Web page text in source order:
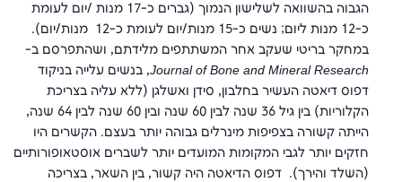
הגבוה בהשוואה לשלישון הנמוך (גברים כ-17 מנות /יום לעומת
כ-12 מנות ליום; נשים כ-15 מנות/יום לעומת כ-12 מנות/יום).
במחקר בריטי שעקב אחר המשתתפים מלידתם, ושהתפרסם ב-
Journal of Bone and Mineral Research, בנשים עלייה בניקוד
דפוס דיאטה העשיר בחלבון, סידן ואשלגן (ללא עליה בצריכת
הקלוריות) בין גיל 36 שנה לבין 60 שנה ובין 60 שנה לבין 64 שנה,
הייתה קשורה בצפיפות מינרלים גבוהה יותר בעצם. הקשרים היו
חזקים יותר לגבי המקומות המועדים יותר לשברים אוסטאופורותיים
(השלד והירך). דפוס הדיאטה היה קשור, בין השאר, בצריכה